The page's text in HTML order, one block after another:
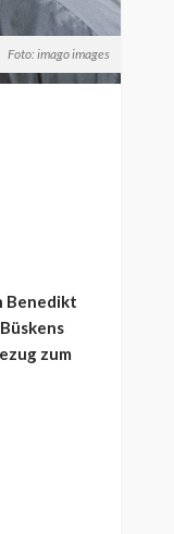
Foto: imago images
Benedikt
zum